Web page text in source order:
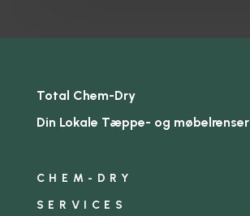
Total Chem-Dry
Din Lokale Tæppe- og møbelrenser
CHEM-DRY
SERVICES